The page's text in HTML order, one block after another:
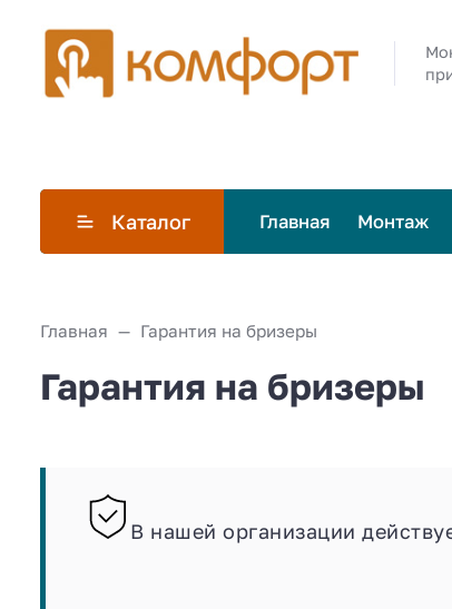
Каталог Главная Монтаж
Главная Гарантия на бризеры
Гарантия на бризеры
В нашей организации